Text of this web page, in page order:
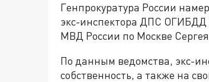
Генпрокуратура России
экс-инспектора ДПС ОГИБДД
МВД России по Москве
По данным ведомства, экс-
собственность, а также на